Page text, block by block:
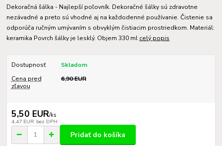
Dekoračná šálka - Najlepší poľovník. Dekoračné šálky sú zdravotne
nezávadné a preto sú vhodné aj na každodenné používanie. Čistenie sa
odporúča ručným umývaním s obvyklým čistiacim prostriedkom. Materiál:
keramika Povrch šálky je lesklý. Objem 330 ml celý popis
Dostupnosť
Skladom
Cena pred
zľavou
6,90 EUR
5,50 EUR/ks
4,47 EUR bez DPH
Pridať do košíka